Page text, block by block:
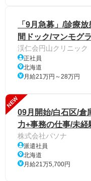
「9月急募」/診療
間ドック/マンモグ
渓仁会円山クリニック
正社員
北海道
月給21万円～28万円
NEW
09月開始/白石区/倉
力+事務の仕事/未
株式会社パソナ
派遣社員
北海道
月給21万5,700円